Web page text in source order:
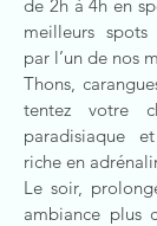
de 2h à 4h en
meilleurs
par l’un de nos
Thons,
tentez votre
paradisiaque
riche en
Le soir,
ambiance plus